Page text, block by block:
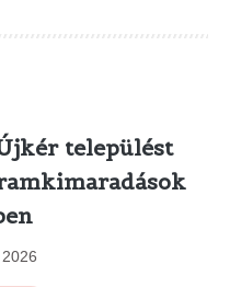
települést
2026